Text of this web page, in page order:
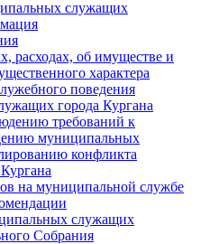
служащих
расходах, об имуществе и
характера
поведения
города Кургана
требований к
муниципальных
конфликта
на муниципальной службе
служащих
Cобрания